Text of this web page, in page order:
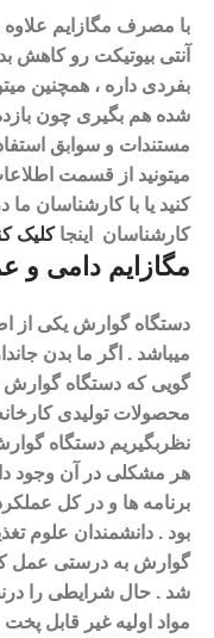
با مصرف مگازایم
آنتی بیوتیکت رو کاهش
بفردی داره ، همچنین
شده هم بگیری چون
مستندات و سوابق
میتونید از قسمت
کنید یا با کارشناسان ما
کارشناسان اینجاکلیک
مگازایم دامی و
دستگاه گوارش یکی از
میباشد . اگر ما بدن
گویی که دستگاه گوارش
محصولات تولیدی
نظربگیریم دستگاه
هر مشکلی در آن وجود
برنامه ها و در کل
بود . دانشمندان علوم
گوارش به درستی عمل
شد . حال شرایطی را
مواد اولیه غیر قابل